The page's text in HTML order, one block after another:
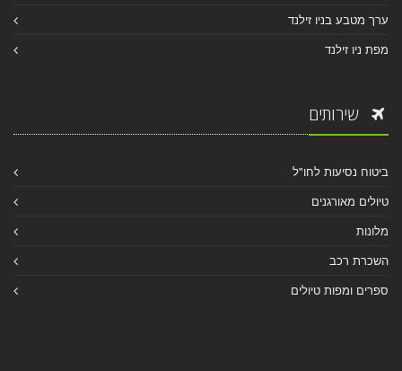
ערך מטבע בניו זילנד
מפת ניו זילנד
שירותים
ביטוח נסיעות לחו"ל
טיולים מאורגנים
מלונות
השכרת רכב
ספרים ומפות טיולים